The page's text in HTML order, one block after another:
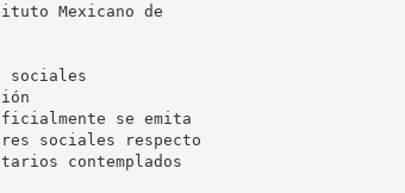
Mexicano de
sociales
se emita
sociales respecto
contemplados